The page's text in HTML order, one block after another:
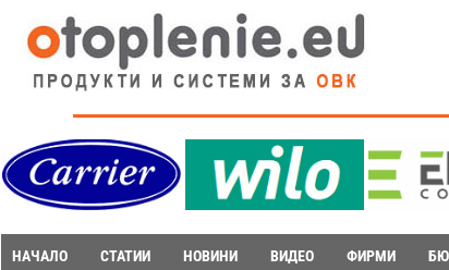
НАЧАЛО СТАТИИ НОВИНИ ВИДЕО ФИРМИ